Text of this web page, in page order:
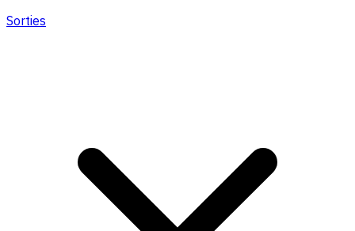
Sorties